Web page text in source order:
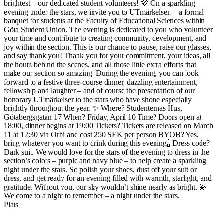
brightest – our dedicated student volunteers! 💜 On a sparkling
evening under the stars, we invite you to UTmärkelsen – a formal
banquet for students at the Faculty of Educational Sciences within
Göta Student Union. The evening is dedicated to you who volunteer
your time and contribute to creating community, development, and
joy within the section. This is our chance to pause, raise our glasses,
and say thank you! Thank you for your commitment, your ideas, all
the hours behind the scenes, and all those little extra efforts that
make our section so amazing. During the evening, you can look
forward to a festive three-course dinner, dazzling entertainment,
fellowship and laughter – and of course the presentation of our
honorary UTmärkelser to the stars who have shone especially
brightly throughout the year. ✨ Where? Studenternas Hus,
Götabergsgatan 17 When? Friday, April 10 Time? Doors open at
18:00, dinner begins at 19:00 Tickets? Tickets are released on March
11 at 12:30 via Orbi and cost 250 SEK per person BYOB? Yes,
bring whatever you want to drink during this evening🍾 Dress code?
Dark suit. We would love for the stars of the evening to dress in the
section’s colors – purple and navy blue – to help create a sparkling
night under the stars. So polish your shoes, dust off your suit or
dress, and get ready for an evening filled with warmth, starlight, and
gratitude. Without you, our sky wouldn’t shine nearly as bright. 💫
Welcome to a night to remember – a night under the stars.
Plats